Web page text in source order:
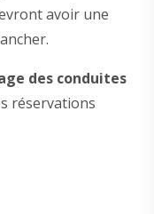
avoir une
des conduites
réservations